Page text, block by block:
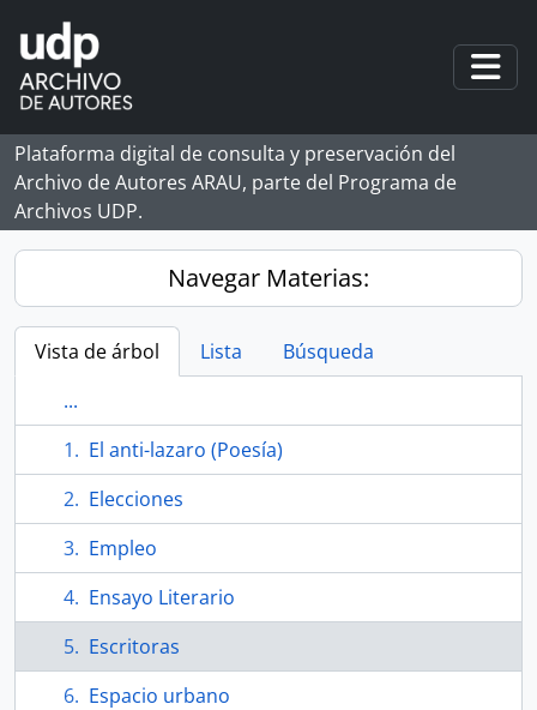
Skip to main content
Plataforma digital de consulta y preservación del
Archivo de Autores ARAU, parte del Programa de
Archivos UDP.
Navegar Materias:
Vista de árbol Lista
Búsqueda
...
El anti-lazaro (Poesía)
Elecciones
Empleo
Ensayo Literario
Escritoras
Espacio urbano